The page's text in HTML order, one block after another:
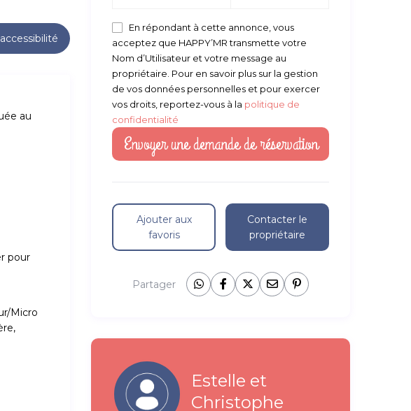
au
pour
Micro
En répondant à cette annonce, vous
acceptez que HAPPY’MR transmette votre
Nom d’Utilisateur et votre message au
propriétaire. Pour en savoir plus sur la gestion
de vos données personnelles et pour exercer
vos droits, reportez-vous à la politique de
confidentialité
Ajouter aux
favoris
Contacter le
propriétaire
Partager
Estelle et
Christophe